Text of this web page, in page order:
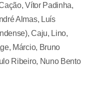
Vítor Padinha,
Almas, Luís
Caju, Lino,
Márcio, Bruno
Ribeiro, Nuno Bento